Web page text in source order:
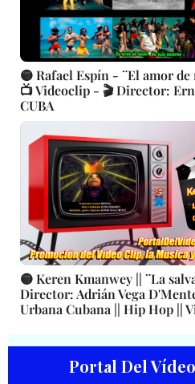
🟡 Rafael Espín - ¨El amor de
📺 Videoclip - 🎬 Director:
CUBA
🟡 Keren Kmanwey || ¨La
Director: Adrián Vega
Urbana Cubana || Hip Hop ||
Portal Del